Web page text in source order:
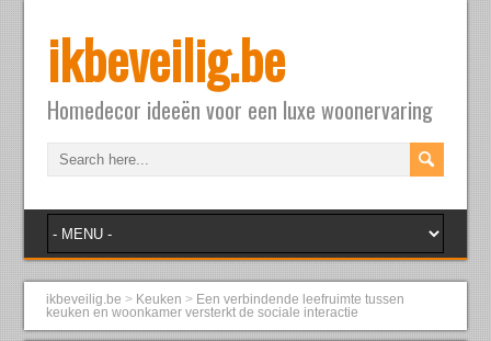
ikbeveilig.be
Homedecor ideeën voor een luxe woonervaring
ikbeveilig.be > Keuken > Een verbindende leefruimte tussen
keuken en woonkamer versterkt de sociale interactie